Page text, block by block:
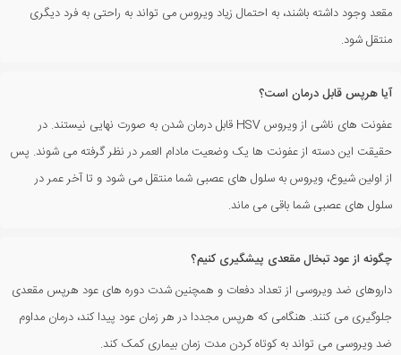
مقعد وجود داشته باشند، به احتمال زیاد ویروس می تواند به راحتی به فرد دیگری
منتقل شود.
آیا هرپس قابل درمان است؟
عفونت های ناشی از ویروس HSV قابل درمان شدن به صورت نهایی نیستند. در
حقیقت این دسته از عفونت ها یک وضعیت مادام العمر در نظر گرفته می شوند. پس
از اولین شیوع، ویروس به سلول های عصبی شما منتقل می شود و تا آخر عمر در
سلول های عصبی شما باقی می ماند.
چگونه از عود تبخال مقعدی پیشگیری کنیم؟
داروهای ضد ویروسی از تعداد دفعات و همچنین شدت دوره های عود هرپس مقعدی
جلوگیری می کنند. هنگامی که هرپس مجددا در هر زمان عود پیدا کند، درمان مداوم
ضد ویروسی می تواند به کوتاه کردن مدت زمان بیماری کمک کند.